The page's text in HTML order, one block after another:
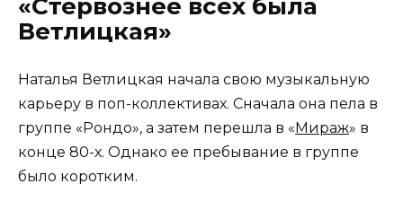
«Стервознее всех была
Ветлицкая»
Наталья Ветлицкая начала свою музыкальную
карьеру в поп-коллективах. Сначала она пела в
группе «Рондо», а затем перешла в « Мираж» в
конце 80-х. Однако ее пребывание в группе
было коротким.